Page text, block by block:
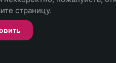
страницу.